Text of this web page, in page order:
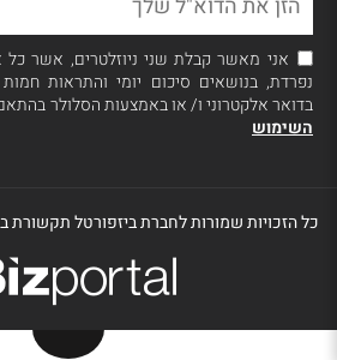
אני מאשר קבלת שני ניוזלטרים, אשר
נפרדת, בנושאים סיכום יומי והתראות חמות
בדואר אלקטרוני ו/ או באמצעות הסלולר בהתאם
השימוש
כל הזכויות שמורות לחברת ביזפורטל תקשורת